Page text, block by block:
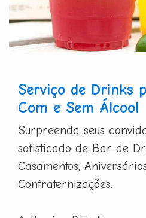
Serviço de Drinks
Com e Sem Álcool
Surpreenda seus
sofisticado de Bar de
Casamentos,
Confraternizações.